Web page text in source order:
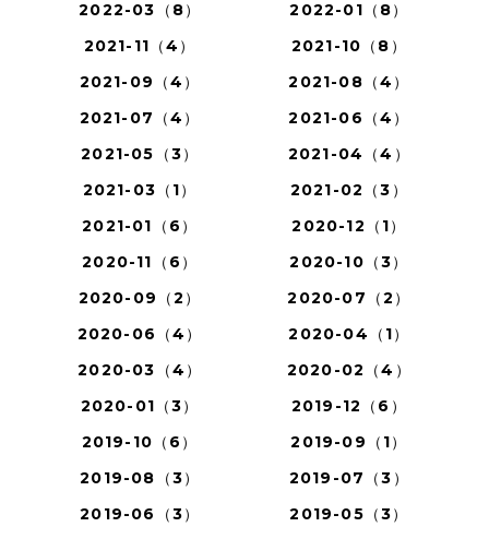
2022-03（8）
2022-01（8）
2021-11（4）
2021-10（8）
2021-09（4）
2021-08（4）
2021-07（4）
2021-06（4）
2021-05（3）
2021-04（4）
2021-03（1）
2021-02（3）
2021-01（6）
2020-12（1）
2020-11（6）
2020-10（3）
2020-09（2）
2020-07（2）
2020-06（4）
2020-04（1）
2020-03（4）
2020-02（4）
2020-01（3）
2019-12（6）
2019-10（6）
2019-09（1）
2019-08（3）
2019-07（3）
2019-06（3）
2019-05（3）